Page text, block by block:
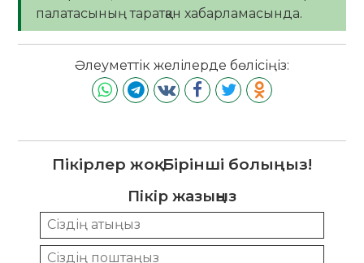
палатасының таратқан хабарламасында.
Әлеуметтік желілерде бөлісіңіз:
Пікірлер жоқ. Бірінші болыңыз!
Пікір жазыңыз